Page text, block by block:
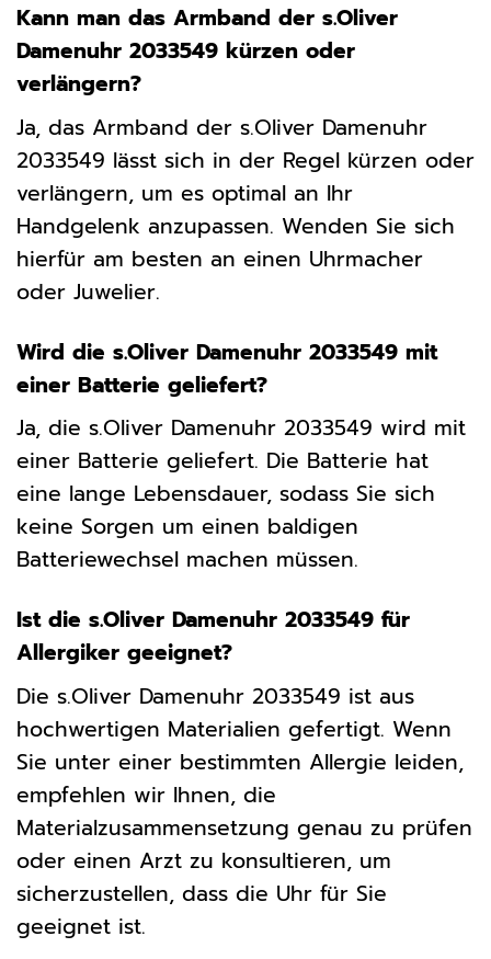
Kann man das Armband der s.Oliver
Damenuhr 2033549 kürzen oder
verlängern?
Ja, das Armband der s.Oliver Damenuhr
2033549 lässt sich in der Regel kürzen oder
verlängern, um es optimal an Ihr
Handgelenk anzupassen. Wenden Sie sich
hierfür am besten an einen Uhrmacher
oder Juwelier.
Wird die s.Oliver Damenuhr 2033549 mit
einer Batterie geliefert?
Ja, die s.Oliver Damenuhr 2033549 wird mit
einer Batterie geliefert. Die Batterie hat
eine lange Lebensdauer, sodass Sie sich
keine Sorgen um einen baldigen
Batteriewechsel machen müssen.
Ist die s.Oliver Damenuhr 2033549 für
Allergiker geeignet?
Die s.Oliver Damenuhr 2033549 ist aus
hochwertigen Materialien gefertigt. Wenn
Sie unter einer bestimmten Allergie leiden,
empfehlen wir Ihnen, die
Materialzusammensetzung genau zu prüfen
oder einen Arzt zu konsultieren, um
sicherzustellen, dass die Uhr für Sie
geeignet ist.